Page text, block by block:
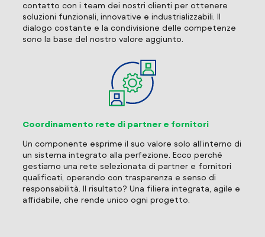
contatto con i team dei nostri clienti per ottenere
soluzioni funzionali, innovative e industrializzabili. Il
dialogo costante e la condivisione delle competenze
sono la base del nostro valore aggiunto.
Coordinamento rete di partner e fornitori
Un componente esprime il suo valore solo all’interno di
un sistema integrato alla perfezione. Ecco perché
gestiamo una rete selezionata di partner e fornitori
qualificati, operando con trasparenza e senso di
responsabilità. Il risultato? Una filiera integrata, agile e
affidabile, che rende unico ogni progetto.